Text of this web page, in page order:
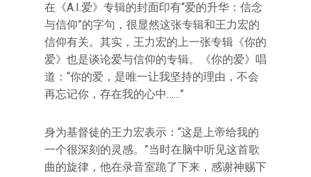
在《A.I.爱》专辑的封面印有“爱的升华：信念
与信仰”的字句，很显然这张专辑和王力宏的
信仰有关。其实，王力宏的上一张专辑《你的
爱》也是谈论爱与信仰的专辑。《你的爱》唱
道：“你的爱，是唯一让我坚持的理由，不会
再忘记你，存在我的心中……”
身为基督徒的王力宏表示：“这是上帝给我的
一个很深刻的灵感。”当时在脑中听见这首歌
曲的旋律，他在录音室跪了下来，感谢神赐下